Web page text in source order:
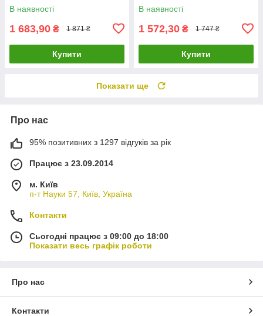
В наявності
1 683,90 ₴ 1 871 ₴
Купити
В наявності
1 572,30 ₴ 1 747 ₴
Купити
Показати ще
Про нас
95% позитивних з 1297 відгуків за рік
Працює з 23.09.2014
м. Київ
п-т Науки 57, Київ, Україна
Контакти
Сьогодні працює з 09:00 до 18:00
Показати весь графік роботи
Про нас
Контакти